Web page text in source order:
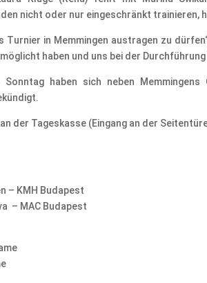
nicht oder nur eingeschränkt trainieren,
Turnier in Memmingen austragen zu
haben und uns bei der Durchführung
Sonntag haben sich neben
der Tageskasse (Eingang an der
– KMH Budapest
– MAC Budapest